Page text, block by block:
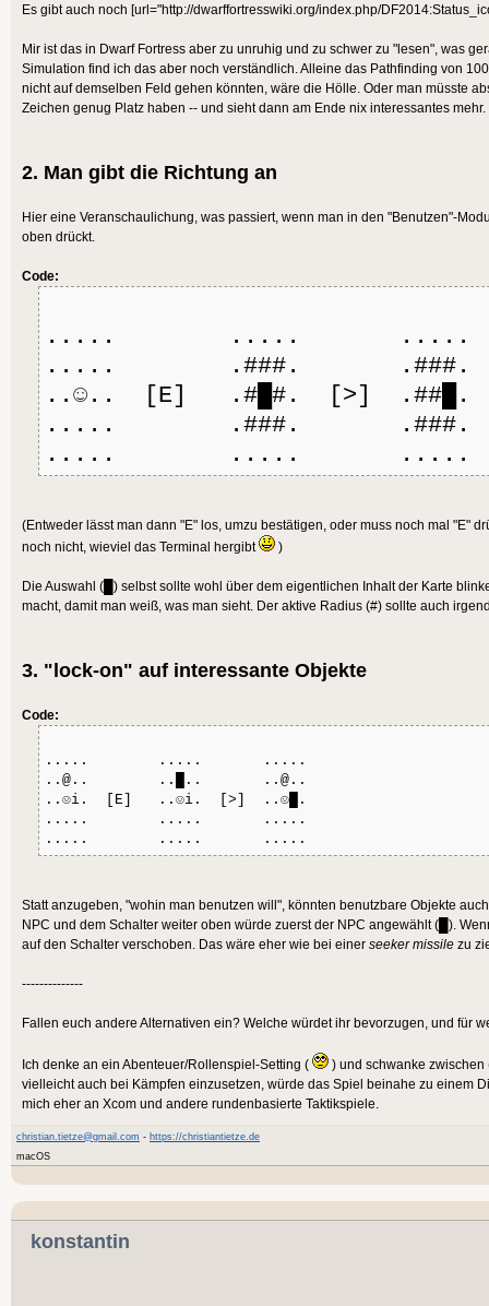
Es gibt auch noch [url="http://dwarffortresswiki.org/index.php/
Mir ist das in Dwarf Fortress aber zu unruhig und zu schwer zu "lesen", was
Simulation find ich das aber noch verständlich. Alleine das Pathfinding von
nicht auf demselben Feld gehen könnten, wäre die Hölle. Oder man müsste
Zeichen genug Platz haben -- und sieht dann am Ende nix interessantes mehr.
2. Man gibt die Richtung an
Hier eine Veranschaulichung, was passiert, wenn man in den "Benutzen"-
oben drückt.
Code:
..... .....
..... .###. .###.
..☺.. [E] .#█#. [>] .##█.
..... .###. .###.
..... .....
(Entweder lässt man dann "E" los, umzu bestätigen, oder muss noch mal "E"
noch nicht, wieviel das Terminal hergibt
)
Die Auswahl (█) selbst sollte wohl über dem eigentlichen Inhalt der Karte
macht, damit man weiß, was man sieht. Der aktive Radius (#) sollte auch
3. "lock-on" auf interessante Objekte
Code:
..... ..... .....
..@.. ..█.. ..@..
..☺i. [E] ..☺i. [>] ..☺█.
..... ..... .....
..... ..... .....
Statt anzugeben, "wohin man benutzen will", könnten benutzbare Objekte
NPC und dem Schalter weiter oben würde zuerst der NPC angewählt (█).
auf den Schalter verschoben. Das wäre eher wie bei einer seeker missile zu
--------------
Fallen euch andere Alternativen ein? Welche würdet ihr bevorzugen, und für
Ich denke an ein Abenteuer/Rollenspiel-Setting (
) und schwanke
vielleicht auch bei Kämpfen einzusetzen, würde das Spiel beinahe zu einem
mich eher an Xcom und andere rundenbasierte Taktikspiele.
christian.tietze@gmail.com - https://christiantietze.de
macOS
konstantin